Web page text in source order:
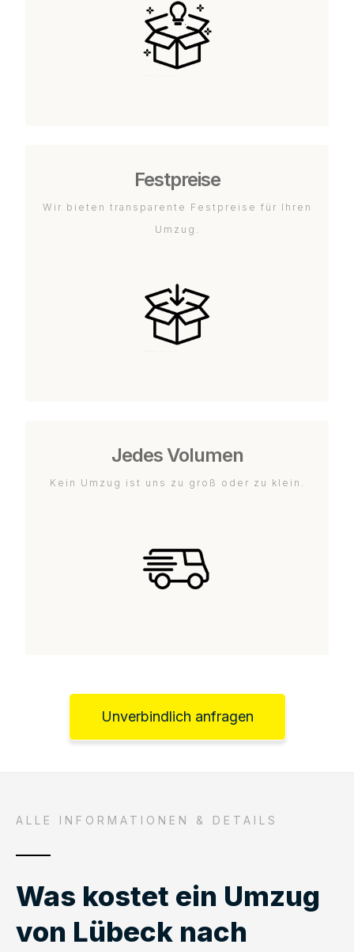
Festpreise
Wir bieten transparente Festpreise für Ihren
Umzug.
Jedes Volumen
Kein Umzug ist uns zu groß oder zu klein.
Unverbindlich anfragen
ALLE INFORMATIONEN & DETAILS
Was kostet ein Umzug
von Lübeck nach